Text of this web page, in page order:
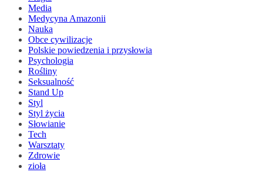
Media
Medycyna Amazonii
Nauka
Obce cywilizacje
Polskie powiedzenia i przysłowia
Psychologia
Rośliny
Seksualność
Stand Up
Styl
Styl życia
Słowianie
Tech
Warsztaty
Zdrowie
zioła